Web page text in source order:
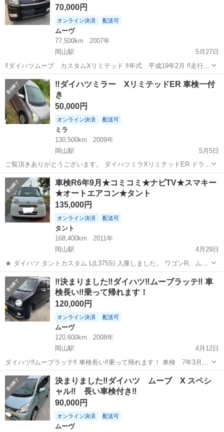
70,000円
オンライン決済 配送可
ムーヴ
77,500km
2007年
岡山駅
5月27日
‼️ダイハツムーブ カスタムXリミテッド ‼️年式 平成19年2月 ‼️走行距
離 77500キロ ‼️車検2年間！ 気になる事があれば、聞いてください。
岡山 倉敷市 岡山駅 リミテッド
‼️ダイハツミラー XリミテッドER 車検一付
き
50,000円
オンライン決済 配送可
ミラ
130,500km
2009年
岡山駅
5月5日
ご覧頂きありがとうございます。 ダイハツミラXリミテッドER ドライ
ブレコーダー前、後ろ 車検: 2年 走行距離 130500キロ 年式 平成21
年7月
岡山 倉敷市 岡山駅 ミラ リミテッド
車検R6年9月★コミコミ★ナビTV★スマキー
★オートエアコン★タント
135,000円
オンライン決済 配送可
タント
168,400km
2011年
岡山駅
4月29日
★ ダイハツ タントカスタム L(L375S) 入庫しました。 ワゴンR、ムー
ブ、タント、ライフ、モコ、MRワゴン、AZワゴン、パレット等お探
しの方にも。 アトレー、エブリィ、アクティ、ハイゼット、キャリ
ィ、サンバー...
岡山 倉敷市 岡山駅 タント コミコミ
‼️決まりました‼️ダイハツ‼️ムーブラッテ‼️ 車
検長い‼️乗って帰れます！
120,000円
オンライン決済 配送可
ムーヴ
120,600km
2008年
岡山駅
4月12日
ダイハツ‼️ムーブラッテ‼️ 車検長い‼️乗って帰れます！ 車検 7年3月22
日まで！ 今のところ問題ないし！ バックカメラ付き ノークレーム
ノーリターン 走行距離 120600キロー使用中で、伸びます。 気にな
ることがあ...
岡山 倉敷市 岡山駅 ムーヴ
決まりました‼️ダイハツ ムーブ X スペシ
ャル‼️ 長い車検付き‼️
90,000円
オンライン決済 配送可
ムーヴ